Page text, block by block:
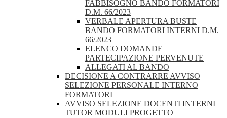
FABBISOGNO BANDO FORMATORI
D.M. 66/2023
VERBALE APERTURA BUSTE
BANDO FORMATORI INTERNI D.M.
66/2023
ELENCO DOMANDE
PARTECIPAZIONE PERVENUTE
ALLEGATI AL BANDO
DECISIONE A CONTRARRE AVVISO
SELEZIONE PERSONALE INTERNO
FORMATORI
AVVISO SELEZIONE DOCENTI INTERNI
TUTOR MODULI PROGETTO